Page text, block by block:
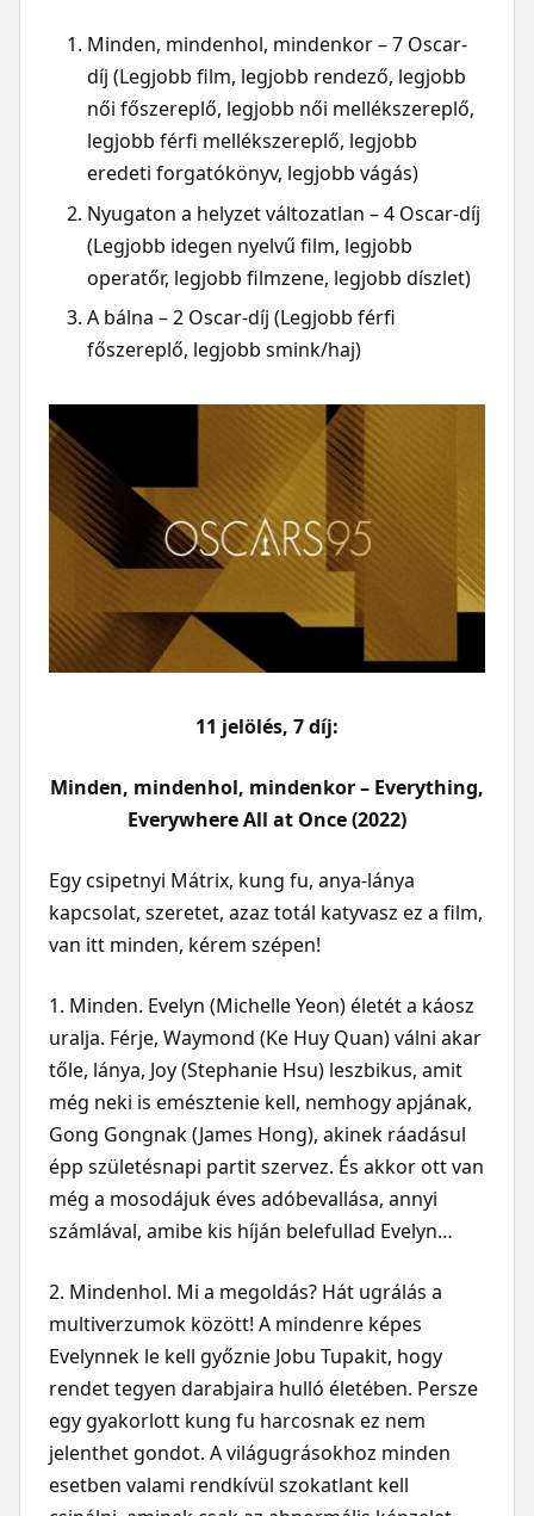
Minden, mindenhol, mindenkor – 7 Oscar-
díj (Legjobb film, legjobb rendező, legjobb
női főszereplő, legjobb női mellékszereplő,
legjobb férfi mellékszereplő, legjobb
eredeti forgatókönyv, legjobb vágás)
Nyugaton a helyzet változatlan – 4 Oscar-díj
(Legjobb idegen nyelvű film, legjobb
operatőr, legjobb filmzene, legjobb díszlet)
A bálna – 2 Oscar-díj (Legjobb férfi
főszereplő, legjobb smink/haj)
11 jelölés, 7 díj:
Minden, mindenhol, mindenkor – Everything,
Everywhere All at Once (2022)
Egy csipetnyi Mátrix, kung fu, anya-lánya
kapcsolat, szeretet, azaz totál katyvasz ez a film,
van itt minden, kérem szépen!
1. Minden. Evelyn (Michelle Yeon) életét a káosz
uralja. Férje, Waymond (Ke Huy Quan) válni akar
tőle, lánya, Joy (Stephanie Hsu) leszbikus, amit
még neki is emésztenie kell, nemhogy apjának,
Gong Gongnak (James Hong), akinek ráadásul
épp születésnapi partit szervez. És akkor ott van
még a mosodájuk éves adóbevallása, annyi
számlával, amibe kis híján belefullad Evelyn…
2. Mindenhol. Mi a megoldás? Hát ugrálás a
multiverzumok között! A mindenre képes
Evelynnek le kell győznie Jobu Tupakit, hogy
rendet tegyen darabjaira hulló életében. Persze
egy gyakorlott kung fu harcosnak ez nem
jelenthet gondot. A világugrásokhoz minden
esetben valami rendkívül szokatlant kell